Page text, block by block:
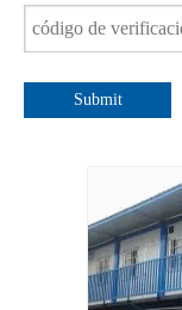
Submit